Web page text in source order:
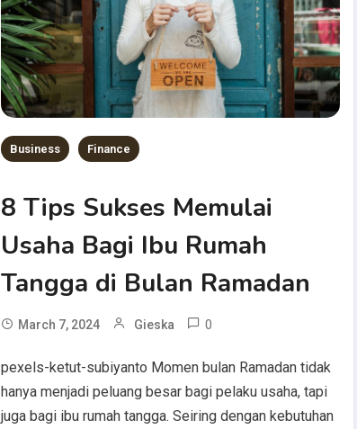
Business Finance
8 Tips Sukses Memulai
Usaha Bagi Ibu Rumah
Tangga di Bulan Ramadan
March 7, 2024 Gieska 0
pexels-ketut-subiyanto Momen bulan Ramadan tidak
hanya menjadi peluang besar bagi pelaku usaha, tapi
juga bagi ibu rumah tangga. Seiring dengan kebutuhan